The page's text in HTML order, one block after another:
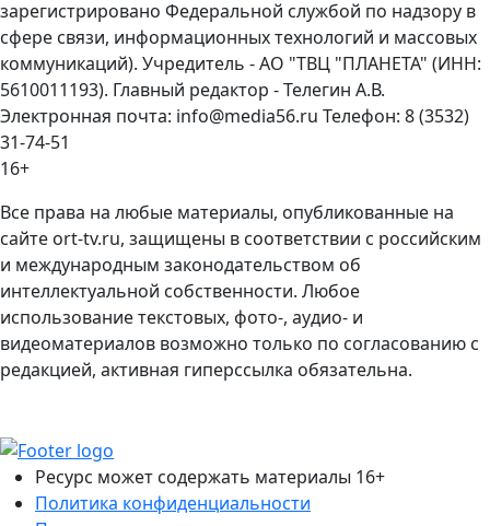
зарегистрировано Федеральной службой по надзору в
сфере связи, информационных технологий и массовых
коммуникаций). Учредитель - АО "ТВЦ "ПЛАНЕТА" (ИНН:
5610011193). Главный редактор - Телегин А.В.
Электронная почта: info@media56.ru Телефон: 8 (3532)
31-74-51
16+
Все права на любые материалы, опубликованные на
сайте ort-tv.ru, защищены в соответствии с российским
и международным законодательством об
интеллектуальной собственности. Любое
использование текстовых, фото-, аудио- и
видеоматериалов возможно только по согласованию с
редакцией, активная гиперссылка обязательна.
Ресурс может содержать материалы 16+
Политика конфиденциальности